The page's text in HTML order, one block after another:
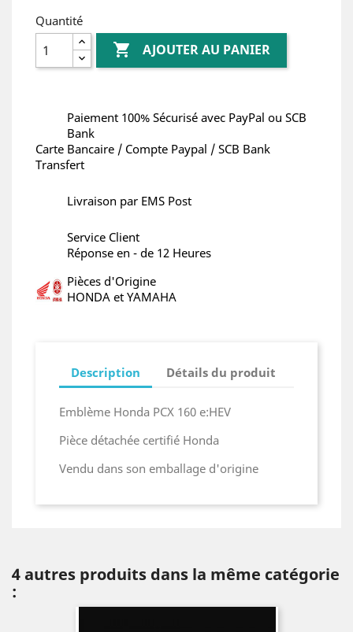
Quantité
 AJOUTER AU PANIER
Paiement 100% Sécurisé avec PayPal ou SCB
Bank
Carte Bancaire / Compte Paypal / SCB Bank
Transfert
Livraison par EMS Post
Service Client
Réponse en - de 12 Heures
Pièces d'Origine
HONDA et YAMAHA
Description Détails du produit
Emblème Honda PCX 160 e:HEV
Pièce détachée certifié Honda
Vendu dans son emballage d'origine
4 autres produits dans la même catégorie
: